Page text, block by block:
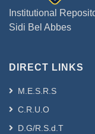
Institutional
Sidi Bel Abbes
DIRECT LINKS
M.E.S.R.S
C.R.U.O
D.G/R.S.d.T